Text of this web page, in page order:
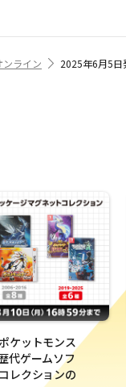
ライン 2025年6月5日
ケットモンス
代ゲームソフ
レクションの